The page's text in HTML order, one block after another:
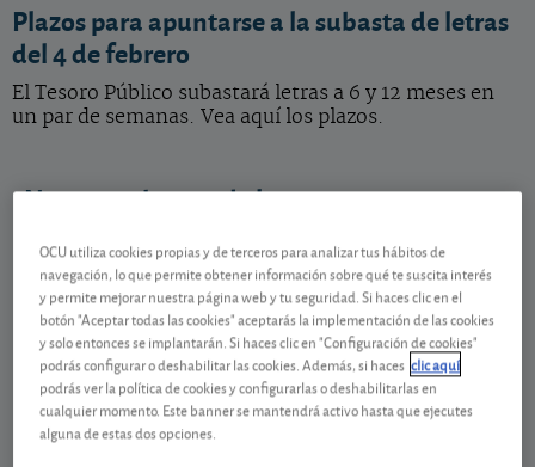
Plazos para apuntarse a la subasta de letras
del 4 de febrero
El Tesoro Público subastará letras a 6 y 12 meses en
un par de semanas. Vea aquí los plazos.
Nuevas subastas de letras
El 4 de febrero el Tesoro Público celebrará una
nueva subasta de letras a los plazos de 6 y 12 meses
y a la que ya puede apun-tarse. La forma más
barata de hacerlo es a través de las Cuentas
Directas del Banco del Banco de España, donde le
cobrarán un 0,15% a vencimiento en concepto de
gasto de transferencias. Este coste incide en su
rendimiento, especialmente en las de más corto
OCU utiliza cookies propias y de terceros para analizar tus hábitos de
navegación, lo que permite obtener información sobre qué te suscita interés
y permite mejorar nuestra página web y tu seguridad. Si haces clic en el
botón "Aceptar todas las cookies" aceptarás la implementación de las cookies
y solo entonces se implantarán. Si haces clic en "Configuración de cookies"
podrás configurar o deshabilitar las cookies. Además, si haces clic aquí
podrás ver la política de cookies y configurarlas o deshabilitarlas en
cualquier momento. Este banner se mantendrá activo hasta que ejecutes
alguna de estas dos opciones.